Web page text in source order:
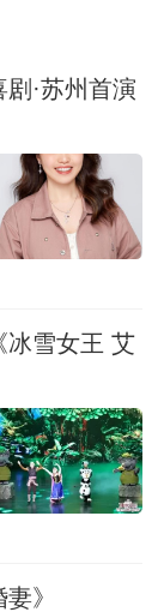
·苏州首演
冰雪女王 艾
》